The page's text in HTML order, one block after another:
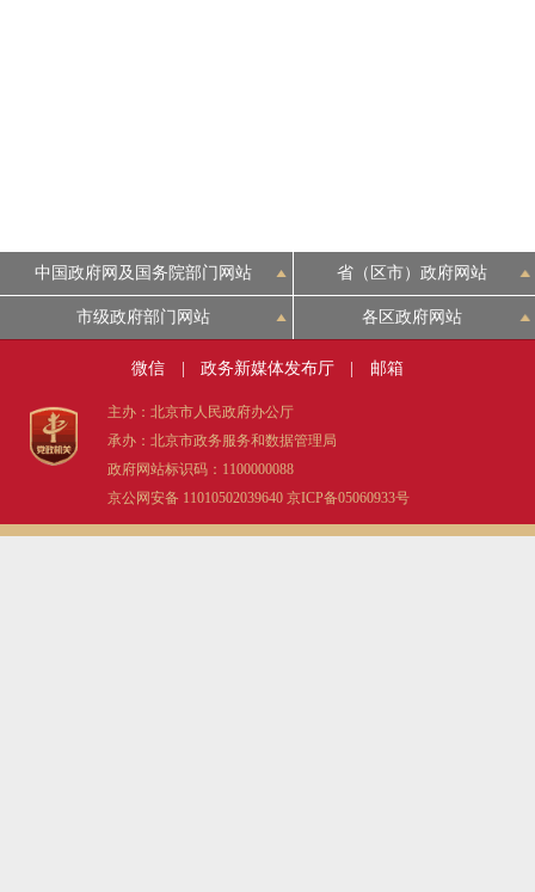
多语种
ENGLISH
DEUTSCH
ESPAÑOL
中国政府网及国务院部门网站 省（区市）政府网站
市级政府部门网站 各区政府网站
微信 政务新媒体发布厅 邮箱
主办：北京市人民政府办公厅
承办：北京市政务服务和数据管理局
政府网站标识码：1100000088
京公网安备 11010502039640 京ICP备05060933号